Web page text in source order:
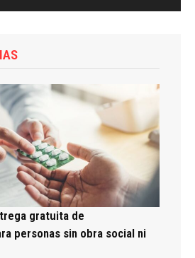
gratuita de
personas sin obra social ni